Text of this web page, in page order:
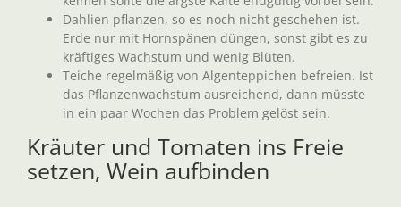
Dahlien pflanzen, so es noch nicht geschehen ist.
Erde nur mit Hornspänen düngen, sonst gibt es zu
kräftiges Wachstum und wenig Blüten.
Teiche regelmäßig von Algenteppichen befreien. Ist
das Pflanzenwachstum ausreichend, dann müsste
in ein paar Wochen das Problem gelöst sein.
Kräuter und Tomaten ins Freie
setzen, Wein aufbinden